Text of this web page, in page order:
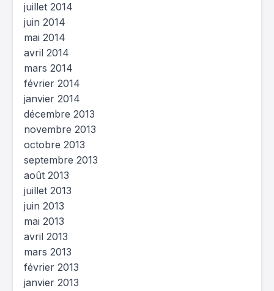
juillet 2014
juin 2014
mai 2014
avril 2014
mars 2014
février 2014
janvier 2014
décembre 2013
novembre 2013
octobre 2013
septembre 2013
août 2013
juillet 2013
juin 2013
mai 2013
avril 2013
mars 2013
février 2013
janvier 2013